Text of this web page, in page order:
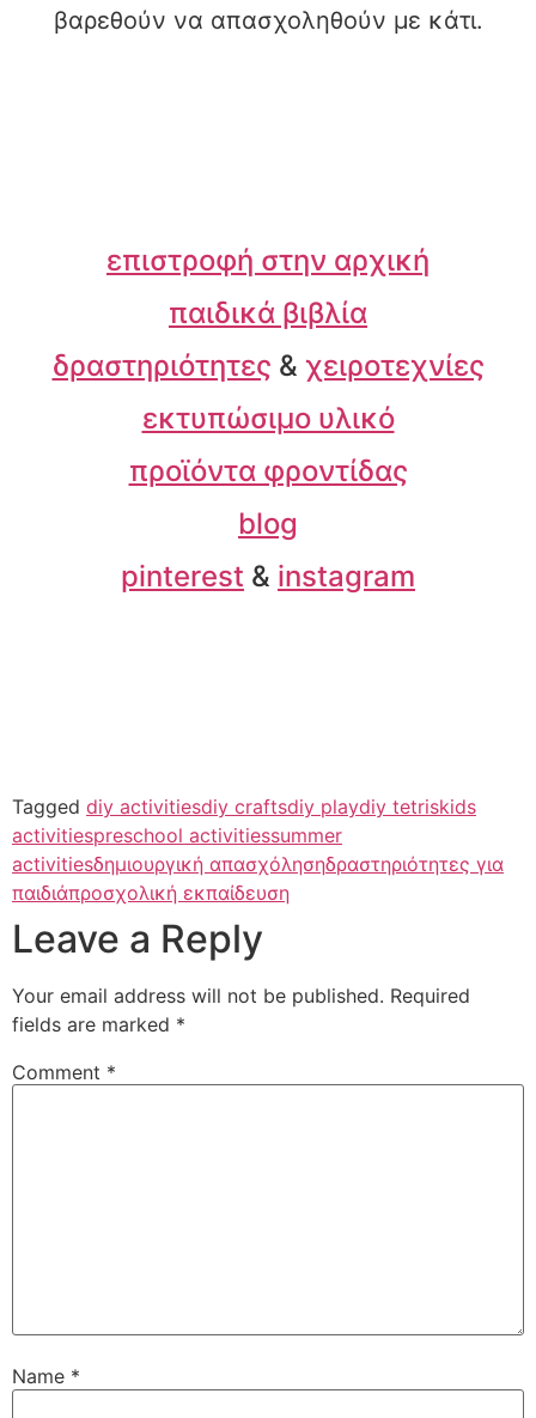
βαρεθούν να απασχοληθούν με κάτι.
επιστροφή στην αρχική
παιδικά βιβλία
δραστηριότητες & χειροτεχνίες
εκτυπώσιμο υλικό
προϊόντα φροντίδας
blog
pinterest & instagram
Tagged diy activitiesdiy craftsdiy playdiy tetriskids
activitiespreschool activitiessummer
activitiesδημιουργική απασχόλησηδραστηριότητες για
παιδιάπροσχολική εκπαίδευση
Leave a Reply
Your email address will not be published. Required
fields are marked *
Comment *
Name *